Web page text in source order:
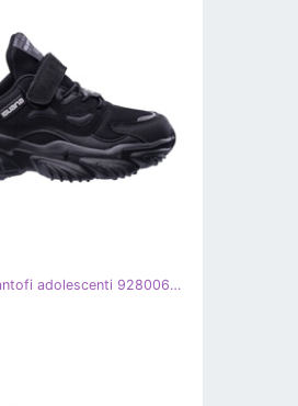
Iguana Bonsi Pantofi adolescenti 92800602704 negru